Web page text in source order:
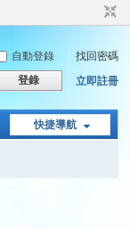
自動登錄
找回密碼
登錄 立即註冊
快捷導航